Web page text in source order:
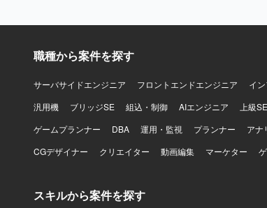
職種から案件を探す
サーバサイドエンジニア フロントエンドエンジニア イ
汎用機
ブリッジSE 組込・制御 AIエンジニア 上級SE
ゲームプランナー
DBA 運用・監視 プランナー アナ
CGデザイナー
クリエイター 動画編集 マーケター
スキルから案件を探す